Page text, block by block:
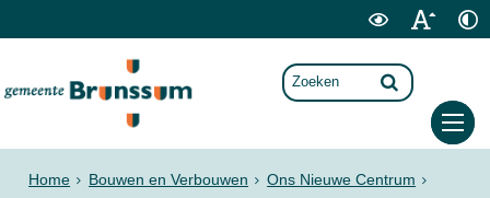
Home Bouwen en Verbouwen
Ons Nieuwe Centrum